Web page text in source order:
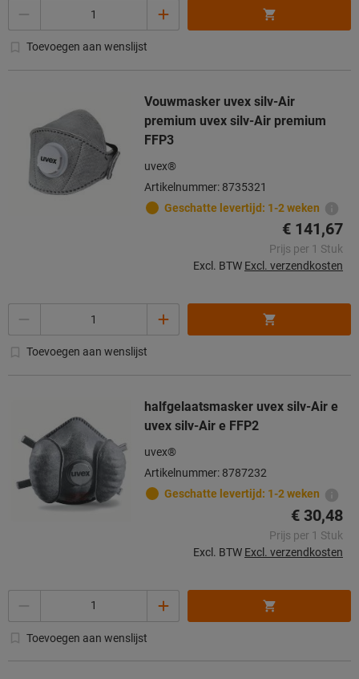
Toevoegen aan wenslijst
Vouwmasker uvex silv-Air
premium uvex silv-Air premium
FFP3
uvex®
Artikelnummer: 8735321
Geschatte levertijd: 1-2 weken
€ 141,67
Prijs per 1 Stuk
Excl. BTW Excl. verzendkosten
Toevoegen aan wenslijst
halfgelaatsmasker uvex silv-Air e
uvex silv-Air e FFP2
uvex®
Artikelnummer: 8787232
Geschatte levertijd: 1-2 weken
€ 30,48
Prijs per 1 Stuk
Excl. BTW Excl. verzendkosten
Toevoegen aan wenslijst